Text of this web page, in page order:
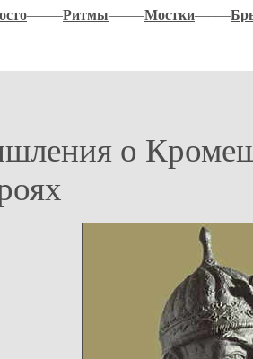
–––––Ритмы–––––Мостки–––––
о